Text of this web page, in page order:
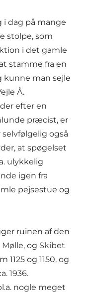
dag på mange
stolpe, som
i det gamle
stamme fra en
kunne man sejle
Å.
efter en
præcist, er
selvfølgelig også
at spøgelset
ulykkelig
igen fra
pejsestue og
ruinen af den
og Skibet
og 1150, og
1936.
nogle meget